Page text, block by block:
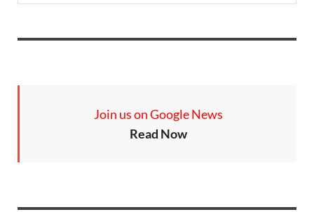
Join us on Google News
Read Now